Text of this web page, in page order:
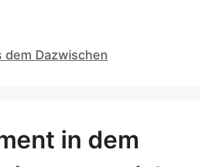
dem Dazwischen
in dem